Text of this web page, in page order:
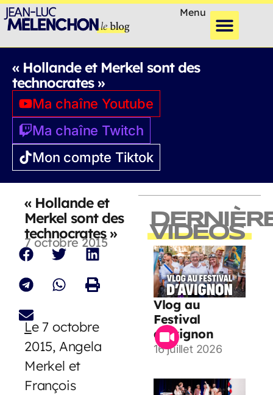
Menu
« Hollande et Merkel sont des
technocrates »
Ma chaîne Youtube
Ma chaîne Twitch
Mon compte Tiktok
« Hollande et
Merkel sont des
technocrates »
7 octobre 2015
Le 7 octobre
2015, Angela
Merkel et
François
VIDEOS
Vlog au
Festival
d’Avignon
16 juillet 2026